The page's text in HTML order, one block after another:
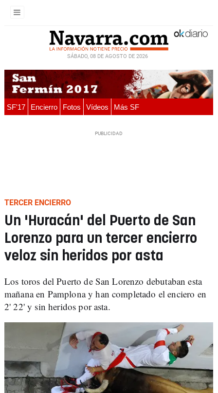
SÁBADO, 08 DE AGOSTO DE 2026
SF'17 Encierro Fotos Vídeos Más SF
TERCER ENCIERRO
Un 'Huracán' del Puerto de San
Lorenzo para un tercer encierro
veloz sin heridos por asta
Los toros del Puerto de San Lorenzo debutaban esta
mañana en Pamplona y han completado el enciero en
2' 22' y sin heridos por asta.